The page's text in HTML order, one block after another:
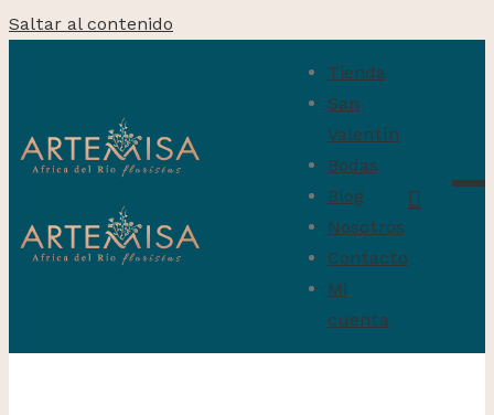
Saltar al contenido
Tienda
San
Valentín
Bodas
Blog
Nosotros
Contacto
Mi
cuenta